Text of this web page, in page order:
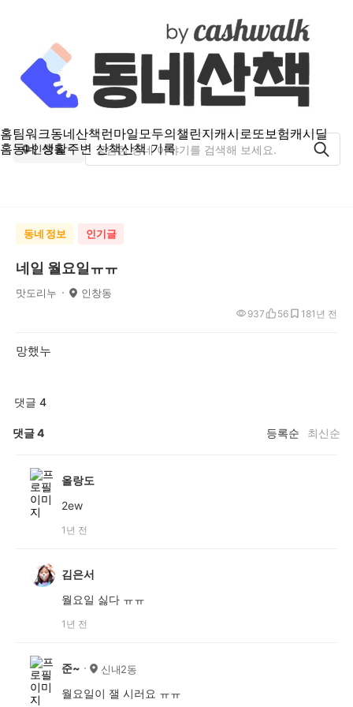
홈팀워크동네산책런마일모두의챌린지캐시로또보험캐시딜
홈동네 생활주변 산책산책 기록
인창동
동네 정보 인기글
네일 월요일ㅠㅠ
맛도리누 인창동
1년 전
937 56 18
망했누
댓글 4
댓글4 등록순 최신순
올랑도
2ew
1년 전
김은서
월요일 싫다 ㅠㅠ
1년 전
준~ 신내2동
월요일이 잴 시러요 ㅠㅠ